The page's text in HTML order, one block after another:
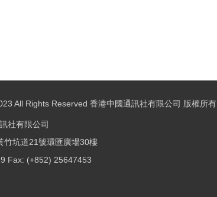
All Rights Reserved 香港中國通訊社有限公司 版權所有
社有限公司
竹坑道21號環匯廣場30樓
Fax: (+852) 25647453